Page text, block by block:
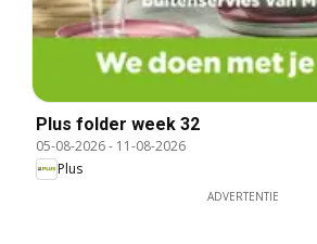
Plus folder week 32
05-08-2026- 11-08-2026
Plus
ADVERTENTIE